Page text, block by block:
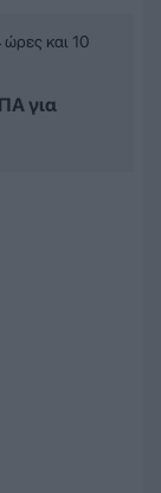
ώρες και 10
για